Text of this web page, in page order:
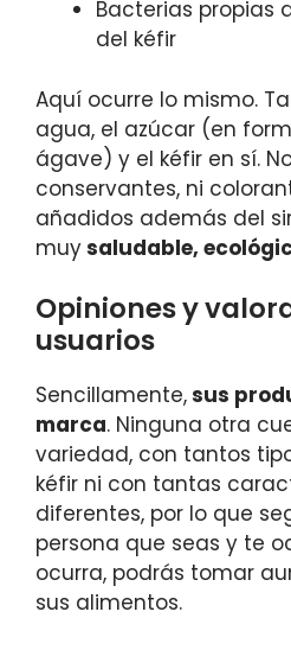
Bacterias propias
del kéfir
Aquí ocurre lo mismo.
agua, el azúcar (en
ágave) y el kéfir en sí.
conservantes, ni
añadidos además del
muysaludable,
Opiniones y
usuarios
Sencillamente,sus
marca. Ninguna otra
variedad, con tantos
kéfir ni con tantas
diferentes, por lo que
persona que seas y te
ocurra, podrás tomar
sus alimentos.